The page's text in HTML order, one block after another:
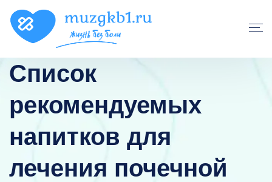
Список
рекомендуемых
напитков для
лечения почечной